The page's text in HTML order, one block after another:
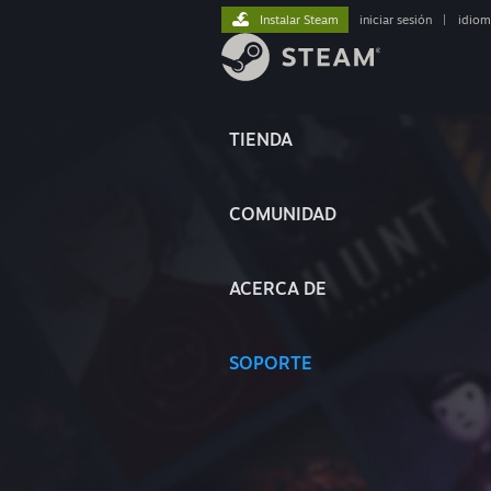
TIENDA
COMUNIDAD
ACERCA DE
SOPORTE
Instalar Steam iniciar sesión